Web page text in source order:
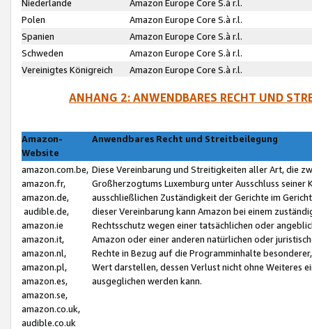
Niederlande
Amazon Europe Core S.à r.l.
Polen
Amazon Europe Core S.à r.l.
Spanien
Amazon Europe Core S.à r.l.
Schweden
Amazon Europe Core S.à r.l.
Vereinigtes Königreich
Amazon Europe Core S.à r.l.
ANHANG 2: ANWENDBARES RECHT UND
Amazon-
Website
Anwendbares Recht und Streitbeilegung
amazon.com.be,
amazon.fr,
amazon.de,
audible.de,
amazon.ie
amazon.it,
amazon.nl,
amazon.pl,
amazon.es,
amazon.se,
amazon.co.uk,
audible.co.uk
Diese Vereinbarung und Streitigkeiten aller Art, die
Großherzogtums Luxemburg unter Ausschluss
ausschließlichen Zuständigkeit der Gerichte im
dieser Vereinbarung kann Amazon bei einem
Rechtsschutz wegen einer tatsächlichen oder
Amazon oder einer anderen natürlichen oder
Rechte in Bezug auf die Programminhalte
Wert darstellen, dessen Verlust nicht ohne Weiteres
ausgeglichen werden kann.